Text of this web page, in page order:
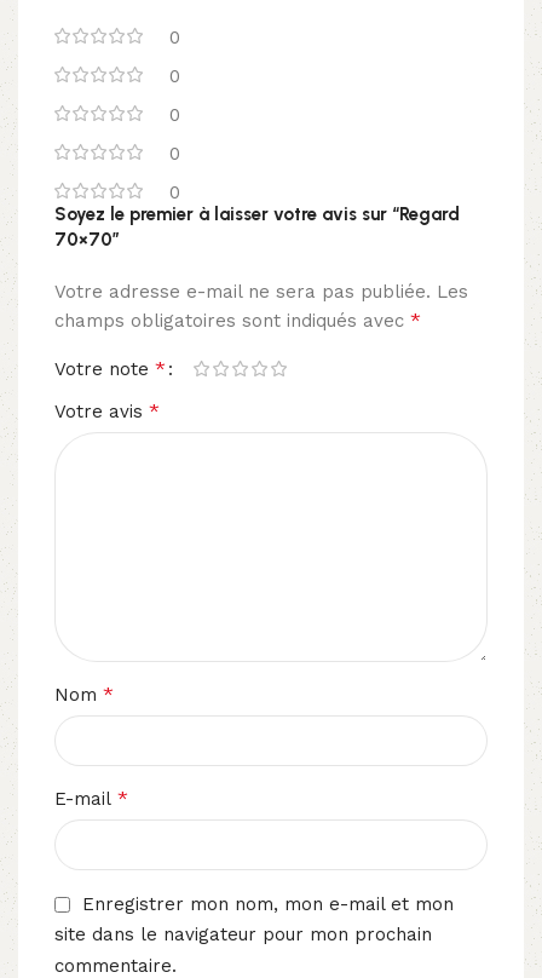
0
0
0
0
0
Soyez le premier à laisser votre avis sur “Regard
70×70”
Votre adresse e-mail ne sera pas publiée. Les
champs obligatoires sont indiqués avec *
Votre note *
Votre avis *
Nom *
E-mail *
Enregistrer mon nom, mon e-mail et mon
site dans le navigateur pour mon prochain
commentaire.